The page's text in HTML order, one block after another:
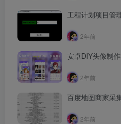
工程计划项目管
2年前
安卓DIY头像制
2年前
百度地图商家采
2年前